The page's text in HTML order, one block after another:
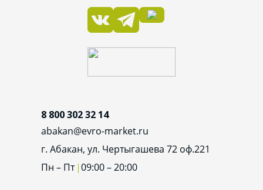
8 800 302 32 14
abakan@evro-market.ru
г. Абакан, ул. Чертыгашева 72 оф.221
Пн – Пт 09:00 – 20:00